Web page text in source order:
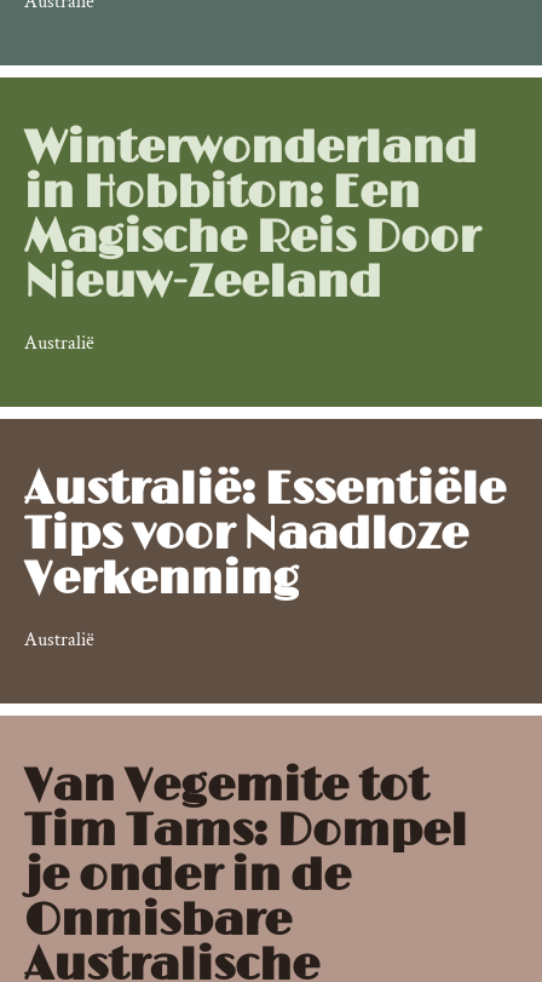
Australië
Winterwonderland
in Hobbiton: Een
Magische Reis Door
Nieuw-Zeeland
Australië
Australië: Essentiële
Tips voor Naadloze
Verkenning
Van Vegemite tot
Tim Tams: Dompel
je onder in de
Onmisbare
Australische